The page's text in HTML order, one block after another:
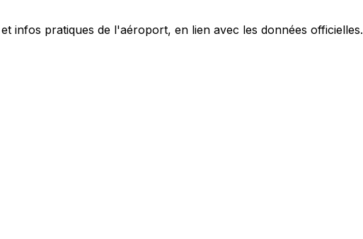
infos pratiques de l'aéroport, en lien avec les données officielles.